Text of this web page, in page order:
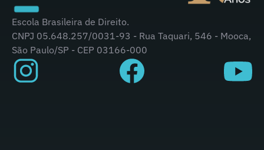
Escola Brasileira de Direito.
CNPJ 05.648.257/0031-93 - Rua Taquari, 546 - Mooca,
São Paulo/SP - CEP 03166-000